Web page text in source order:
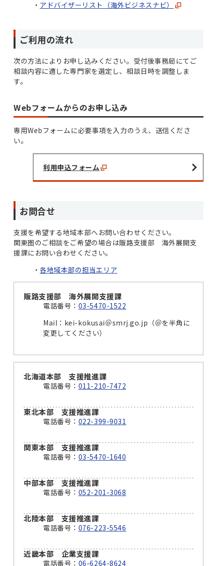
アドバイザーリスト（海外ビジネスナビ）
ご利用の流れ
次の方法によりお申し込みください。受付後事務局にてご
相談内容に適した専門家を選定し、相談日時を調整しま
す。
Webフォームからのお申し込み
専用Webフォームに必要事項を入力のうえ、送信くださ
い。
利用申込フォーム
お問合せ
支援を希望する地域本部へお問い合わせください。
関東圏のご相談をご希望の場合は販路支援部 海外展開支
援課にお問い合わせください。
各地域本部の担当エリア
販路支援部 海外展開支援課
電話番号： 03-5470-1522
Mail：kei-kokusai＠smrj.go.jp（＠を半角に
変更してください）
北海道本部 支援推進課
電話番号： 011-210-7472
東北本部 支援推進課
電話番号： 022-399-9031
関東本部 支援推進課
電話番号： 03-5470-1640
中部本部 支援推進課
電話番号： 052-201-3068
北陸本部 支援推進課
電話番号： 076-223-5546
近畿本部 企業支援課
電話番号： 06-6264-8624